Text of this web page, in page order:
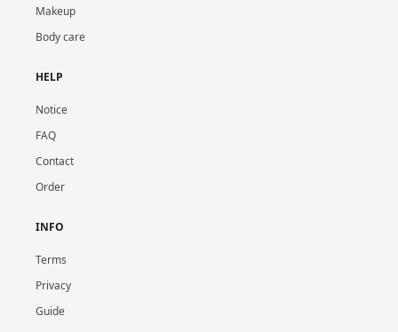
Makeup
Body care
HELP
Notice
FAQ
Contact
Order
INFO
Terms
Privacy
Guide